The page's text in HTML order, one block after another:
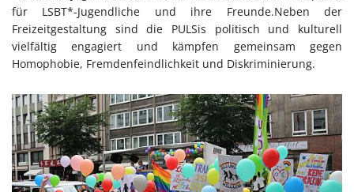
für LSBT*-Jugendliche und ihre Freunde.Neben der
Freizeitgestaltung sind die PULSis politisch und kulturell
vielfältig engagiert und kämpfen gemeinsam gegen
Homophobie, Fremdenfeindlichkeit und Diskriminierung.